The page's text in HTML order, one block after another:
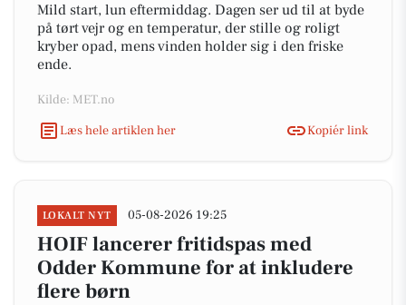
Mild start, lun eftermiddag. Dagen ser ud til at byde
på tørt vejr og en temperatur, der stille og roligt
kryber opad, mens vinden holder sig i den friske
ende.
Kilde: MET.no
Læs hele artiklen her
Kopiér link
LOKALT NYT 05-08-2026 19:25
HOIF lancerer fritidspas med
Odder Kommune for at inkludere
flere børn